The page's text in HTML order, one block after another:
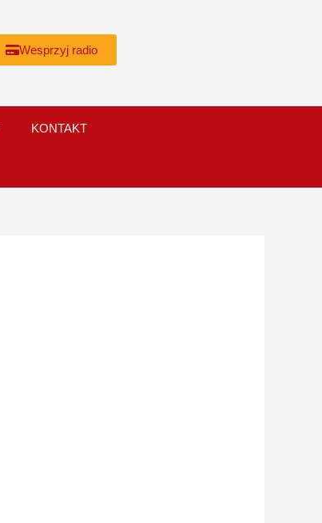
Wesprzyj radio
KONTAKT